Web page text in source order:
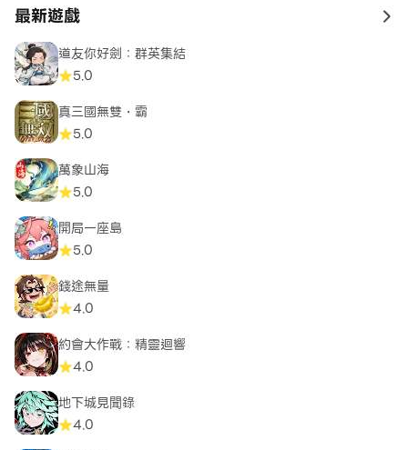
最新遊戲 to
道友你好劍：群英集結
5.0
真三國無雙・霸
5.0
萬象山海
5.0
開局一座島
5.0
錢途無量
4.0
約會大作戰：精靈迴響
4.0
地下城見聞錄
4.0